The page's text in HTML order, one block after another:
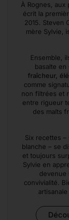
À Rognes, aux
écrit la
2015. Steven
mère Sylvie,
Ensemble,
basalte
fraîcheur,
comme
non filtrées et
entre rigueur
des malts
Six recettes –
blanche – se
et toujours
Sylvie en
devenue
convivialité.